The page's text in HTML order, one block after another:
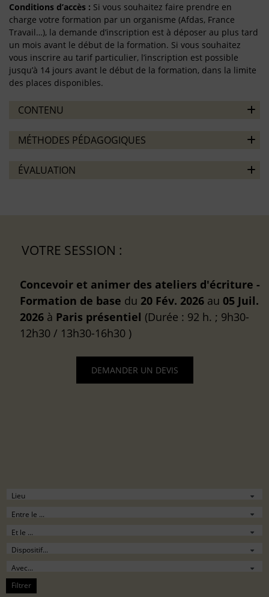
Conditions d’accès : Si vous souhaitez faire prendre en
charge votre formation par un organisme (Afdas, France
Travail…), la demande d’inscription est à déposer au plus tard
un mois avant le début de la formation. Si vous souhaitez
vous inscrire au tarif particulier, l’inscription est possible
jusqu’à 14 jours avant le début de la formation, dans la limite
des places disponibles.
CONTENU
MÉTHODES PÉDAGOGIQUES
ÉVALUATION
VOTRE SESSION :
Concevoir et animer des ateliers d'écriture -
Formation de base du 20 Fév. 2026 au 05 Juil.
2026 à Paris présentiel (Durée : 92 h. ; 9h30-
12h30 / 13h30-16h30 )
DEMANDER UN DEVIS
Filtrer